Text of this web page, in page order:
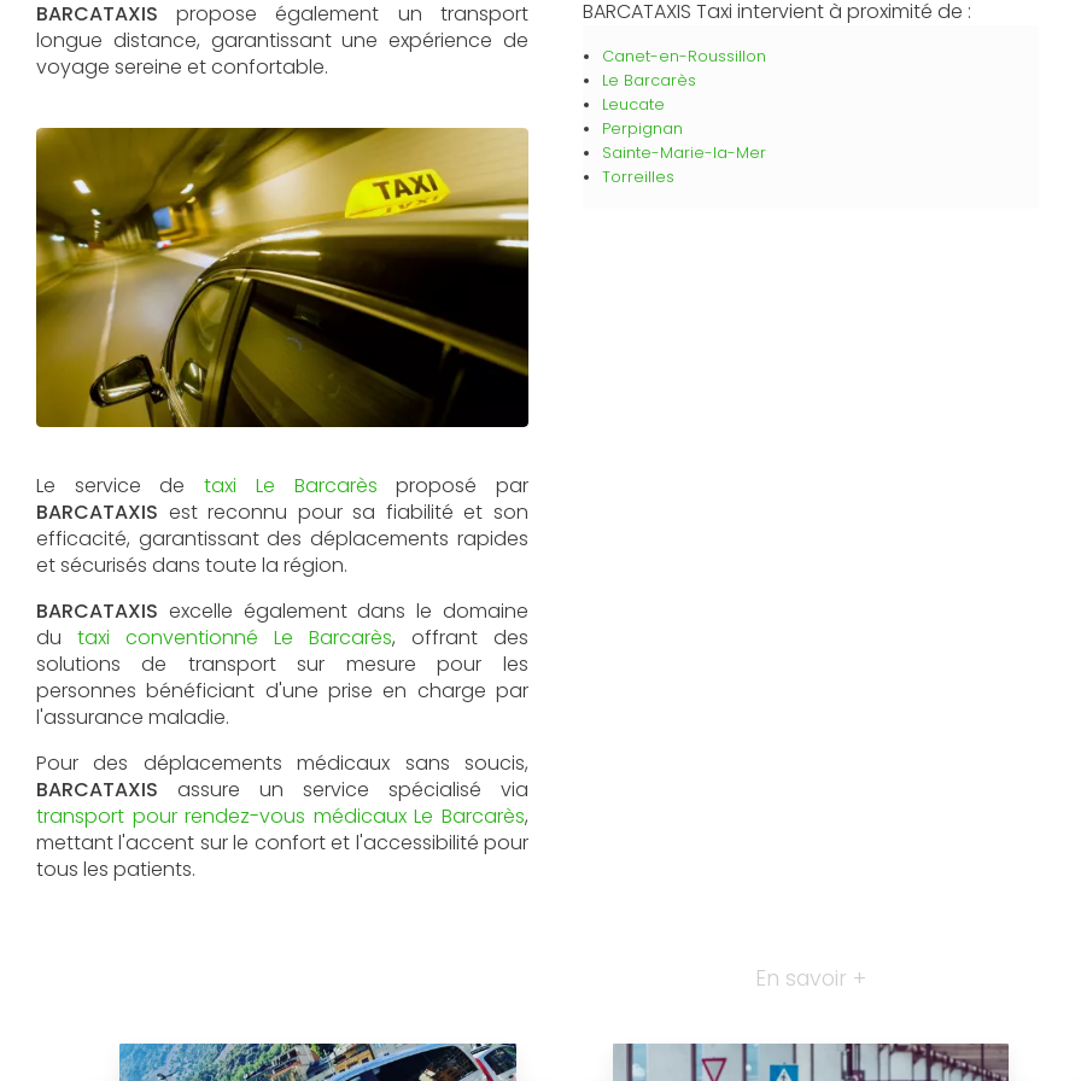
BARCATAXIS propose également un transport
longue distance, garantissant une expérience de
voyage sereine et confortable.
Le service detaxi Le Barcarès proposé par
BARCATAXIS est reconnu pour sa fiabilité et son
efficacité, garantissant des déplacements rapides
et sécurisés dans toute la région.
BARCATAXIS excelle également dans le domaine
du taxi conventionné Le Barcarès, offrant des
solutions de transport sur mesure pour les
personnes bénéficiant d'une prise en charge par
l'assurance maladie.
Pour des déplacements médicaux sans soucis,
BARCATAXIS assure un service spécialisé via
transport pour rendez-vous médicaux Le Barcarès,
mettant l'accent sur le confort et l'accessibilité pour
tous les patients.
BARCATAXIS Taxi intervient à proximité de :
Canet-en-Roussillon
Le Barcarès
Leucate
Perpignan
Sainte-Marie-la-Mer
Torreilles
En savoir +